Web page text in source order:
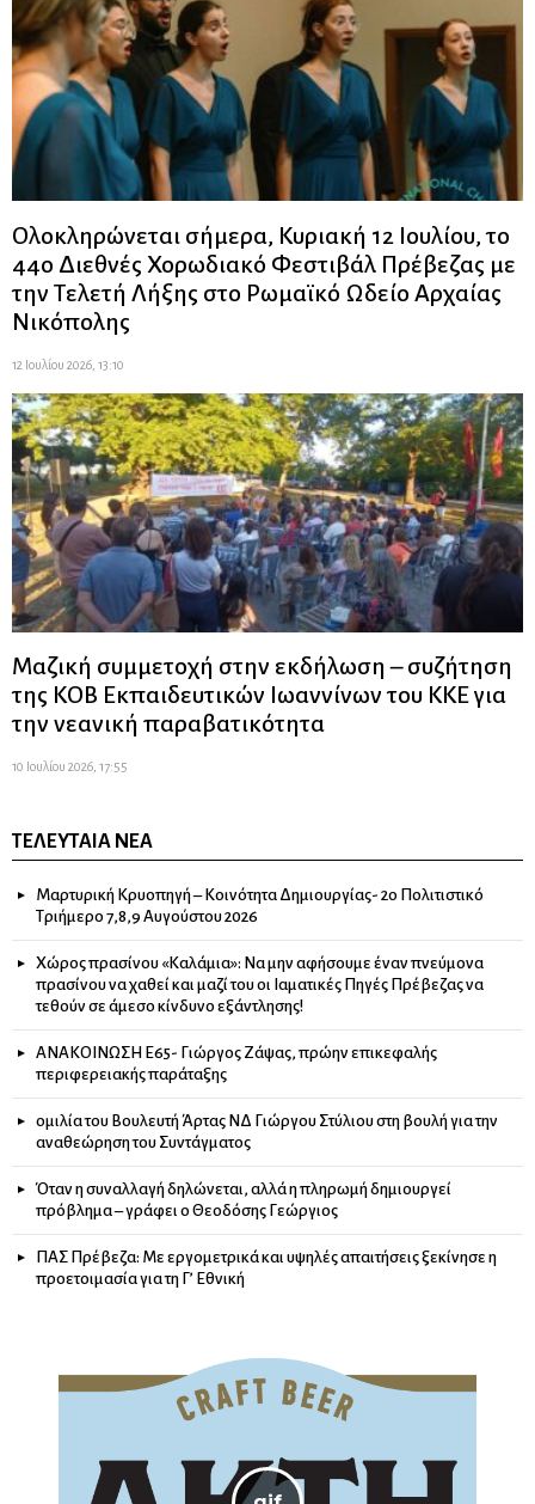
Ολοκληρώνεται σήμερα, Κυριακή 12 Ιουλίου, το
44ο Διεθνές Χορωδιακό Φεστιβάλ Πρέβεζας με
την Τελετή Λήξης στο Ρωμαϊκό Ωδείο Αρχαίας
Νικόπολης
12 Ιουλίου 2026, 13:10
Μαζική συμμετοχή στην εκδήλωση – συζήτηση
της ΚΟΒ Εκπαιδευτικών Ιωαννίνων του ΚΚΕ για
την νεανική παραβατικότητα
10 Ιουλίου 2026, 17:55
ΤΕΛΕΥΤΑΊΑ ΝΈΑ
Μαρτυρική Κρυοπηγή – Κοινότητα Δημιουργίας- 2ο Πολιτιστικό
Τριήμερο 7,8,9 Αυγούστου 2026
Χώρος πρασίνου «Καλάμια»: Να μην αφήσουμε έναν πνεύμονα
πρασίνου να χαθεί και μαζί του οι Ιαματικές Πηγές Πρέβεζας να
τεθούν σε άμεσο κίνδυνο εξάντλησης!
ΑΝΑΚΟΙΝΩΣΗ Ε65- Γιώργος Ζάψας, πρώην επικεφαλής
περιφερειακής παράταξης
ομιλία του Βουλευτή Άρτας ΝΔ Γιώργου Στύλιου στη βουλή για την
αναθεώρηση του Συντάγματος
Όταν η συναλλαγή δηλώνεται, αλλά η πληρωμή δημιουργεί
πρόβλημα – γράφει ο Θεοδόσης Γεώργιος
ΠΑΣ Πρέβεζα: Με εργομετρικά και υψηλές απαιτήσεις ξεκίνησε η
προετοιμασία για τη Γ’ Εθνική